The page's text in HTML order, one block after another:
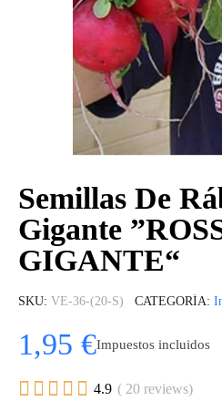
Semillas De
Gigante
GIGANTE“
SKU VE-36-(20-S) CATEGORÍA
1,95 €Impuestos incluidos
     4.9 ( 20 reviews)